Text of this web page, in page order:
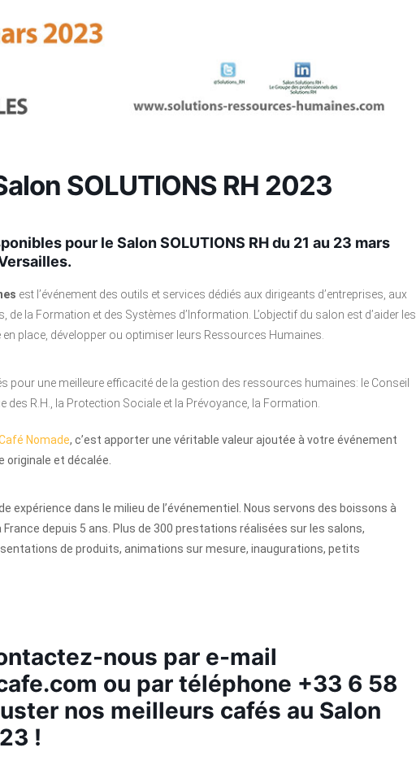
SOLUTIONS RH 2023
pour le Salon SOLUTIONS RHdu 21 au 23 mars
est l’événement des outils et services dédiés aux dirigeants d’entreprises, aux
la Formation et des Systèmes d’Information. L’objectif du salon est d’aider les
place, développer ou optimiser leurs Ressources Humaines.
pour une meilleure efficacité de la gestion des ressources humaines: le Conseil
des R.H., la Protection Sociale et la Prévoyance, la Formation.
Nomade, c’est apporter une véritable valeur ajoutée à votre événement
originale et décalée.
expérience dans le milieu de l’événementiel. Nous servons des boissons à
depuis 5 ans. Plus de 300 prestations réalisées sur les salons,
de produits, animations sur mesure, inaugurations, petits
nous par e-mail
ou par téléphone +33 6 58
nos meilleurs cafés au Salon
!